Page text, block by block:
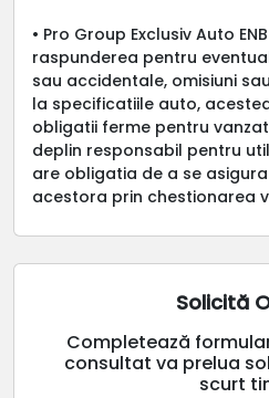
• Pro Group Exclusiv Auto
raspunderea pentru
sau accidentale, omisiuni
la specificatiile auto,
obligatii ferme pentru
deplin responsabil pentru
are obligatia de a se
acestora prin chestionarea
Solicită
Completează
consultat va prelua
scurt